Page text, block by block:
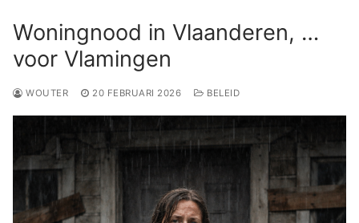
Woningnood in Vlaanderen, …
voor Vlamingen
WOUTER 20 FEBRUARI 2026 BELEID